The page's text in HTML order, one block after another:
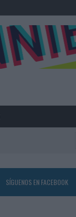
SÍGUENOS EN FACEBOOK